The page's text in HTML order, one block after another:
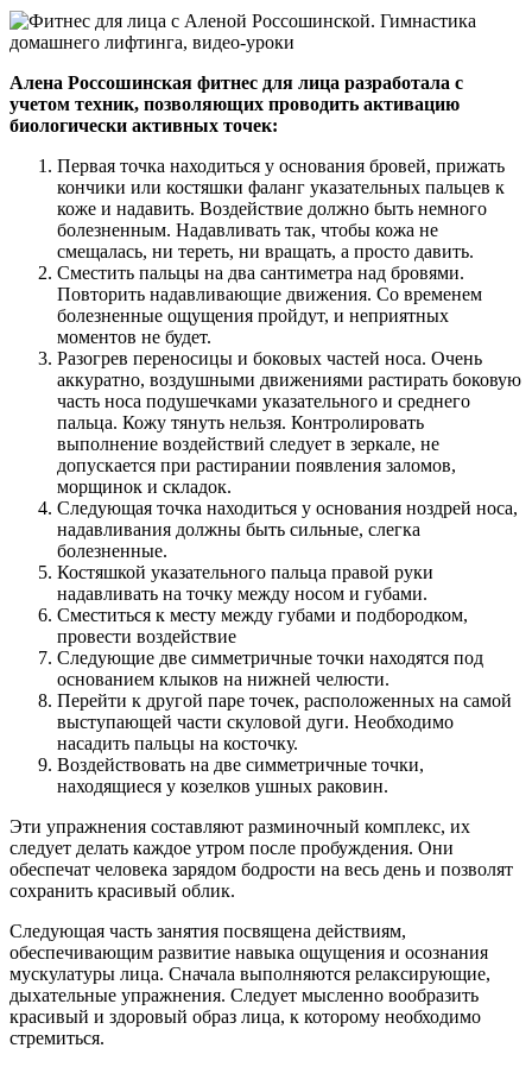
Алена Россошинская фитнес для лица разработала с
учетом техник, позволяющих проводить активацию
биологически активных точек:
Первая точка находиться у основания бровей, прижать
кончики или костяшки фаланг указательных пальцев к
коже и надавить. Воздействие должно быть немного
болезненным. Надавливать так, чтобы кожа не
смещалась, ни тереть, ни вращать, а просто давить.
Сместить пальцы на два сантиметра над бровями.
Повторить надавливающие движения. Со временем
болезненные ощущения пройдут, и неприятных
моментов не будет.
Разогрев переносицы и боковых частей носа. Очень
аккуратно, воздушными движениями растирать боковую
часть носа подушечками указательного и среднего
пальца. Кожу тянуть нельзя. Контролировать
выполнение воздействий следует в зеркале, не
допускается при растирании появления заломов,
морщинок и складок.
Следующая точка находиться у основания ноздрей носа,
надавливания должны быть сильные, слегка
болезненные.
Костяшкой указательного пальца правой руки
надавливать на точку между носом и губами.
Сместиться к месту между губами и подбородком,
провести воздействие
Следующие две симметричные точки находятся под
основанием клыков на нижней челюсти.
Перейти к другой паре точек, расположенных на самой
выступающей части скуловой дуги. Необходимо
насадить пальцы на косточку.
Воздействовать на две симметричные точки,
находящиеся у козелков ушных раковин.
Эти упражнения составляют разминочный комплекс, их
следует делать каждое утром после пробуждения. Они
обеспечат человека зарядом бодрости на весь день и позволят
сохранить красивый облик.
Следующая часть занятия посвящена действиям,
обеспечивающим развитие навыка ощущения и осознания
мускулатуры лица. Сначала выполняются релаксирующие,
дыхательные упражнения. Следует мысленно вообразить
красивый и здоровый образ лица, к которому необходимо
стремиться.